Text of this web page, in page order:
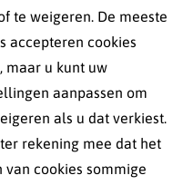
te weigeren. De meeste
accepteren cookies
maar u kunt uw
aanpassen om
als u dat verkiest.
rekening mee dat het
van cookies sommige